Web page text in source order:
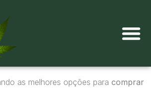
as melhores opções para comprar